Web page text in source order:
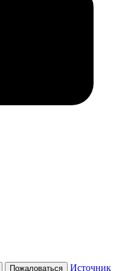
Пожаловаться Источник